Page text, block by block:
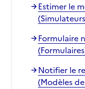
Estimer le
Formulaire
Notifier le
(Modèles